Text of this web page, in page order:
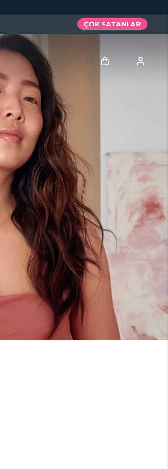
ÇOK SATANLAR
Siparişlerim
Adresim
Aboneliklerim